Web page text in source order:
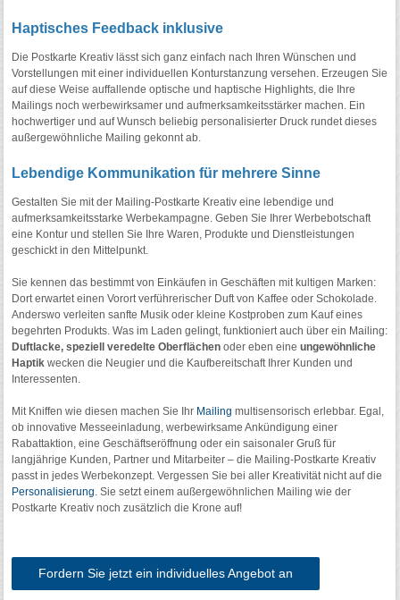
Haptisches Feedback inklusive
Die Postkarte Kreativ lässt sich ganz einfach nach Ihren Wünschen und
Vorstellungen mit einer individuellen Konturstanzung versehen. Erzeugen Sie
auf diese Weise auffallende optische und haptische Highlights, die Ihre
Mailings noch werbewirksamer und aufmerksamkeitsstärker machen. Ein
hochwertiger und auf Wunsch beliebig personalisierter Druck rundet dieses
außergewöhnliche Mailing gekonnt ab.
Lebendige Kommunikation für mehrere Sinne
Gestalten Sie mit der Mailing-Postkarte Kreativ eine lebendige und
aufmerksamkeitsstarke Werbekampagne. Geben Sie Ihrer Werbebotschaft
eine Kontur und stellen Sie Ihre Waren, Produkte und Dienstleistungen
geschickt in den Mittelpunkt.
Sie kennen das bestimmt von Einkäufen in Geschäften mit kultigen Marken:
Dort erwartet einen Vorort verführerischer Duft von Kaffee oder Schokolade.
Anderswo verleiten sanfte Musik oder kleine Kostproben zum Kauf eines
begehrten Produkts. Was im Laden gelingt, funktioniert auch über ein Mailing:
Duftlacke, speziell veredelte Oberflächen oder eben eineungewöhnliche
Haptik wecken die Neugier und die Kaufbereitschaft Ihrer Kunden und
Interessenten.
Mit Kniffen wie diesen machen Sie Ihr Mailing multisensorisch erlebbar. Egal,
ob innovative Messeeinladung, werbewirksame Ankündigung einer
Rabattaktion, eine Geschäftseröffnung oder ein saisonaler Gruß für
langjährige Kunden, Partner und Mitarbeiter – die Mailing-Postkarte Kreativ
passt in jedes Werbekonzept. Vergessen Sie bei aller Kreativität nicht auf die
Personalisierung . Sie setzt einem außergewöhnlichen Mailing wie der
Postkarte Kreativ noch zusätzlich die Krone auf!
Fordern Sie jetzt ein individuelles Angebot an